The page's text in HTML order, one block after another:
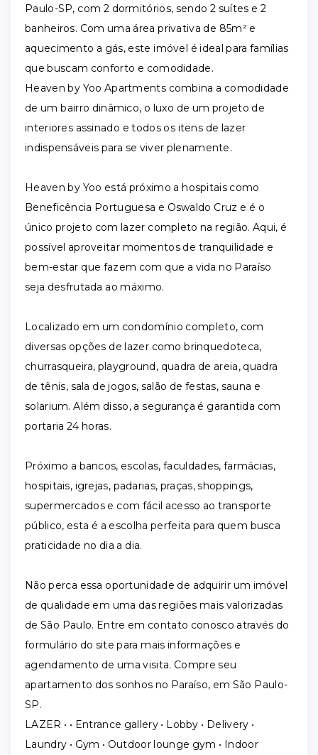
Paulo-SP, com 2 dormitórios, sendo 2 suítes e 2
banheiros. Com uma área privativa de 85m² e
aquecimento a gás, este imóvel é ideal para famílias
que buscam conforto e comodidade.
Heaven by Yoo Apartments combina a comodidade
de um bairro dinâmico, o luxo de um projeto de
interiores assinado e todos os itens de lazer
indispensáveis para se viver plenamente.
Heaven by Yoo está próximo a hospitais como
Beneficência Portuguesa e Oswaldo Cruz e é o
único projeto com lazer completo na região. Aqui, é
possível aproveitar momentos de tranquilidade e
bem-estar que fazem com que a vida no Paraíso
seja desfrutada ao máximo.
Localizado em um condomínio completo, com
diversas opções de lazer como brinquedoteca,
churrasqueira, playground, quadra de areia, quadra
de tênis, sala de jogos, salão de festas, sauna e
solarium. Além disso, a segurança é garantida com
portaria 24 horas.
Próximo a bancos, escolas, faculdades, farmácias,
hospitais, igrejas, padarias, praças, shoppings,
supermercados e com fácil acesso ao transporte
público, esta é a escolha perfeita para quem busca
praticidade no dia a dia.
Não perca essa oportunidade de adquirir um imóvel
de qualidade em uma das regiões mais valorizadas
de São Paulo. Entre em contato conosco através do
formulário do site para mais informações e
agendamento de uma visita. Compre seu
apartamento dos sonhos no Paraíso, em São Paulo-
SP.
LAZER • • Entrance gallery • Lobby • Delivery •
Laundry • Gym • Outdoor lounge gym • Indoor